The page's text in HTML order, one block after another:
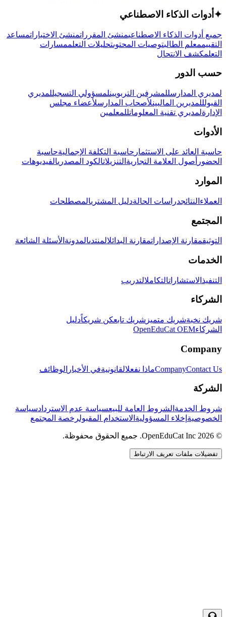
✦ أدوات الذكاء الاصطناعي
جميع أدوات الذكاء الاصطناعيمنشئ المقرراتمنشئ الاختباراتمساعد
التقييممعلم الطالبتوصيات المحتوىتحليلات التعلممسارات
التعلمكشف الانتحال
حسب الدور
لمديري المدارسللمشرفين التربويينلمسؤولي التسجيللمديري
القبولللمديرين الماليينلأصحاب المدارسلأعضاء مجلس
الإدارةلمديري تقنية المعلوماتللمعلمين
الأدوات
حاسبة العائد على الاستثمار حاسبة التكلفة الإجماليةحاسبة
الحضور أصول العلامة التجارية التنزيلاتالكود المصدريالفيديوهات
الموارد
العملاء النتائجدراسات الحالةدليل المشتريالمصطلحات
المجتمع
التوثيقمقارنة الإصداراتمقارنة البدائلالمنتدىالمدونة الأسئلة الشائعة
الخدمات
التنفيذ الاستشاراتالتكاملالتدريب
الشركاء
شريك نخبةشريك متميز شريك تابعكن شريكاًدليل
الشركاءOpenEduCat OEM
Company
CompanyContact Us ماذا نفعلالقانونيةفي الأخبار الوظائف
الشركة
شروط الخدمة الشروط العامة للبيعسياسة عدم الاستردادسياسة
الخصوصية إخلاء المسؤولية الاستخدام المقبولرخصة المجتمع
© 2026 OpenEduCat Inc. جميع الحقوق محفوظة.
تفضيلات ملفات تعريف الارتباط